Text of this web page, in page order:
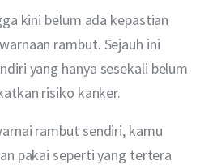
kini belum ada kepastian
rambut. Sejauh ini
yang hanya sesekali belum
risiko kanker.
rambut sendiri, kamu
pakai seperti yang tertera